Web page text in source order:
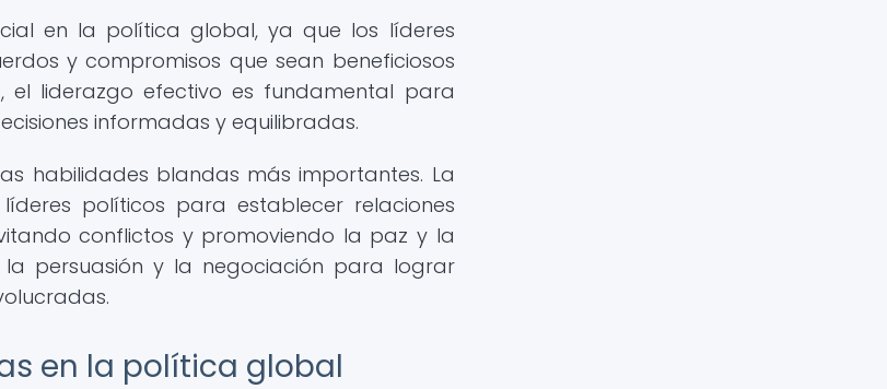
en la política global, ya que los líderes
y compromisos que sean beneficiosos
el liderazgo efectivo es fundamental para
informadas y equilibradas.
habilidades blandas más importantes. La
políticos para establecer relaciones
conflictos y promoviendo la paz y la
persuasión y la negociación para lograr
en la política global